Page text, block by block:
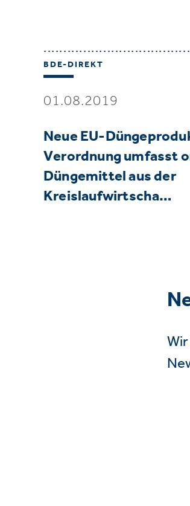
BDE-DIREKT
01.08.2019
Neue EU-
Verordnung umfasst
Düngemittel aus der
Kreislaufwirtscha…